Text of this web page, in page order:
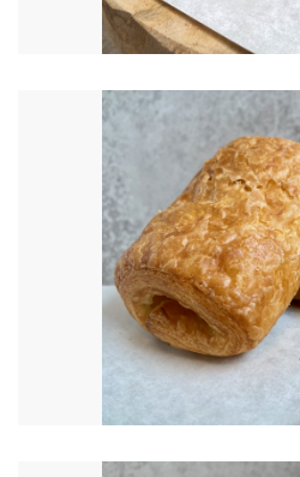
€ 7.90
6.00